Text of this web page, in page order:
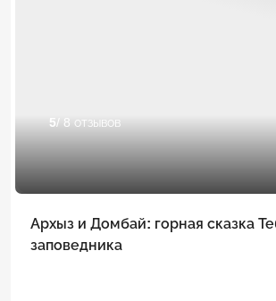
5/ 8 отзывов
Архыз и Домбай: горная сказка
заповедника